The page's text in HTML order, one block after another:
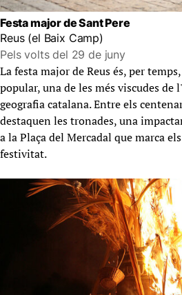
Festa major de Sant Pere
Reus (el Baix Camp)
Pels volts del 29 de juny
La festa major de Reus és, per
popular, una de les més viscudes
geografia catalana. Entre els
destaquen les tronades, una
a la Plaça del Mercadal que marca
festivitat.